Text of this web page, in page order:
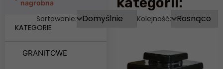
nagrobna
KATEGORIE
GRANITOWE
Sortowanie: Kolejność: